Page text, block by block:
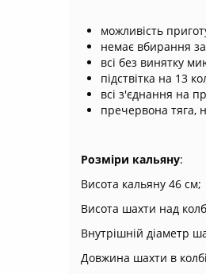
можливість
немає вбирання
всі без винятку
підствітка на 13
всі з'єднання на
пречервона тяга,
Розміри кальяну:
Висота кальяну 46 см;
Висота шахти над
Внутрішній діаметр
Довжина шахти в